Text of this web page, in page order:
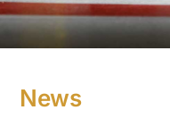
News